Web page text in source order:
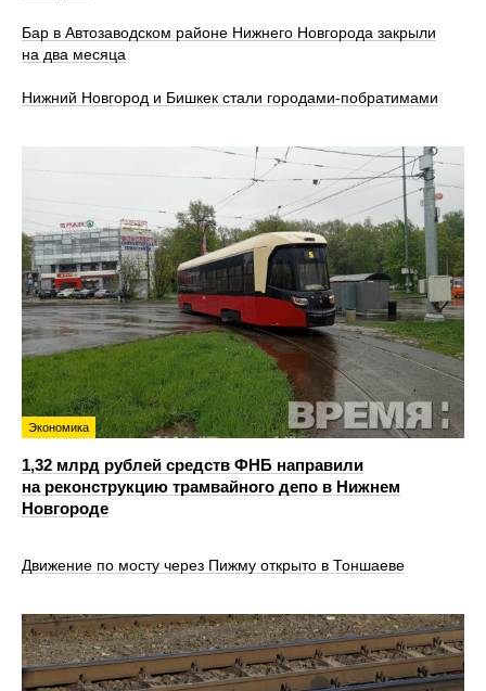
Бар в Автозаводском районе Нижнего Новгорода закрыли
на два месяца
Нижний Новгород и Бишкек стали городами-побратимами
Экономика
1,32 млрд рублей средств ФНБ направили
на реконструкцию трамвайного депо в Нижнем
Новгороде
Движение по мосту через Пижму открыто в Тоншаеве